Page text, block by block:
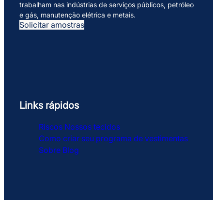
trabalham nas indústrias de serviços públicos, petróleo
e gás, manutenção elétrica e metais.
Solicitar amostras
Links rápidos
Riscos Nossos tecidos
Como criar seu programa de vestimentas
Sobre Blog